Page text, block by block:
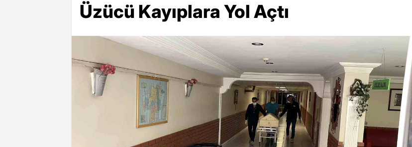
Üzücü Kayıplara Yol Açtı